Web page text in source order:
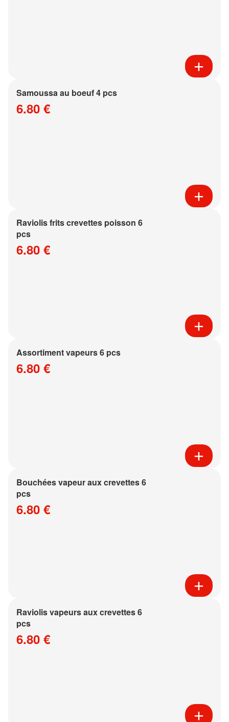
Samoussa au boeuf 4 pcs
6.80 €
Raviolis frits crevettes poisson 6
pcs
6.80 €
Assortiment vapeurs 6 pcs
6.80 €
Bouchées vapeur aux crevettes 6
pcs
6.80 €
Raviolis vapeurs aux crevettes 6
pcs
6.80 €